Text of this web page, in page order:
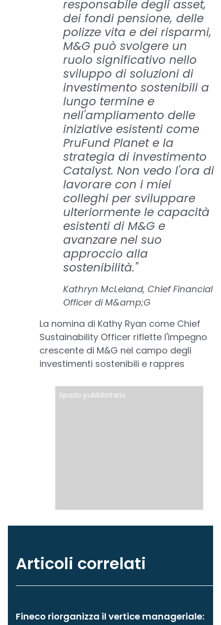
responsabile degli asset,
dei fondi pensione, delle
polizze vita e dei risparmi,
M&G può svolgere un
ruolo significativo nello
sviluppo di soluzioni di
investimento sostenibili a
lungo termine e
nell'ampliamento delle
iniziative esistenti come
PruFund Planet e la
strategia di investimento
Catalyst. Non vedo l'ora di
lavorare con i miei
colleghi per sviluppare
ulteriormente le capacità
esistenti di M&G e
avanzare nel suo
approccio alla
sostenibilità."
Kathryn McLeland, Chief Financial
Officer di M&amp;G
La nomina di Kathy Ryan come Chief
Sustainability Officer riflette l'impegno
crescente di M&G nel campo degli
investimenti sostenibili e rappres
Spazio pubblicitario
Articoli correlati
Fineco riorganizza il vertice manageriale: